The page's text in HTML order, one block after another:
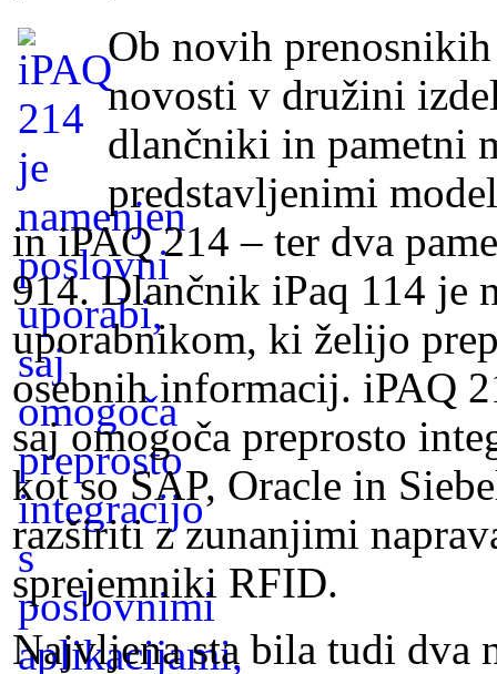
Ob novih
novosti v družini
dlančniki in pametni
predstavljenimi
in iPAQ 214 – ter dva
914. Dlančnik iPaq 114 je
uporabnikom, ki želijo
osebnih informacij. iPAQ
saj omogoča preprosto
kot so SAP, Oracle in
razširiti z zunanjimi
sprejemniki RFID.
Najvljena sta bila tudi dva